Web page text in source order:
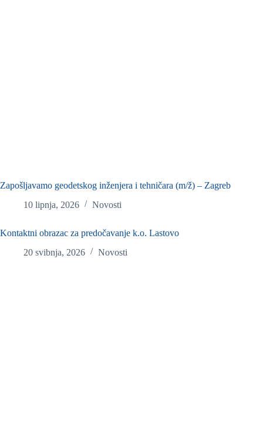
Zapošljavamo geodetskog inženjera i tehničara (m/ž) – Zagreb
10 lipnja, 2026
Novosti
Kontaktni obrazac za predočavanje k.o. Lastovo
20 svibnja, 2026
Novosti